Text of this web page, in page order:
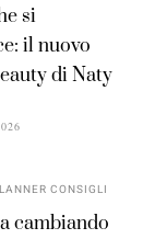
si
il nuovo
di Naty
CONSIGLI
cambiando